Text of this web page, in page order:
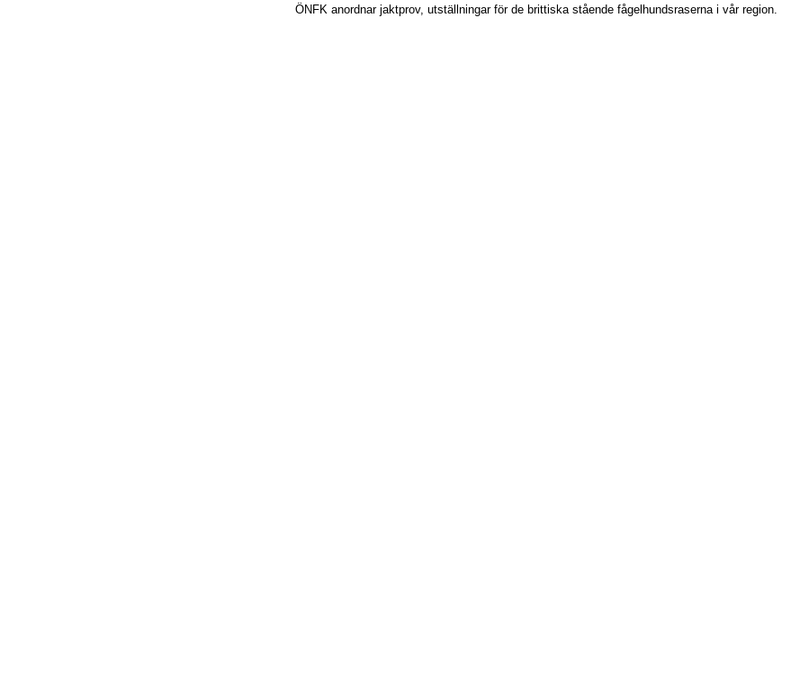
ÖNFK anordnar jaktprov, utställningar för de brittiska stående fågelhundsraserna i vår region.